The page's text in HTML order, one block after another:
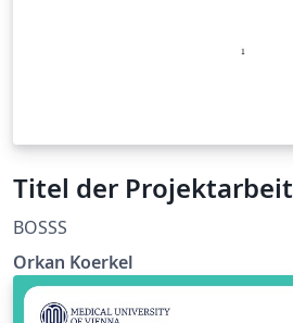
Titel der Projektarbeit
BOSSS
Orkan Koerkel